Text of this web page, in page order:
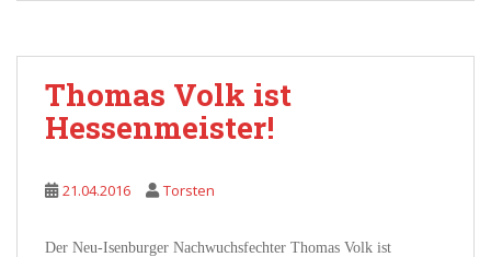
Thomas Volk ist
Hessenmeister!
21.04.2016 Torsten
Der Neu-Isenburger Nachwuchsfechter Thomas Volk ist